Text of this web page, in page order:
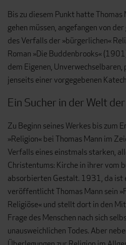
Bis zu diesem Punkt hatte Thomas
gehen müssen, angefangen von
des Verfalls der »bürgerlichen«
Roman »Die Buddenbrooks«
dem Eigenen,
jenseits einer vorgegebenen
Ein Sucher in der Welt
Zu Beginn seines Werkes bis zum
»Religion« bei Thomas Mann im
Verfalls eines einstmals starken,
Christentums: Kirche in ihrer vom
absorbierten Gestalt. 1931, da ist
veröffentlicht Thomas Mann sein
Religiöse« und stellt dort in den
Frage des Menschen nach sich
unausweichlichen Todes. Aber